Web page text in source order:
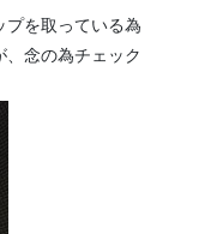
プを取っている為
念の為チェック